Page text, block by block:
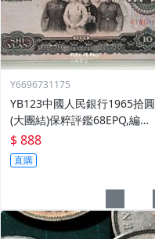
Y6696731175
YB123中國人民銀行1965拾圓
(大團結)保粹評鑑68EPQ,編號B
9422A4909,品相如圖請仔細檢
視後再下標，完美主義者勿下
標(大雅集品)
$ 888
直購